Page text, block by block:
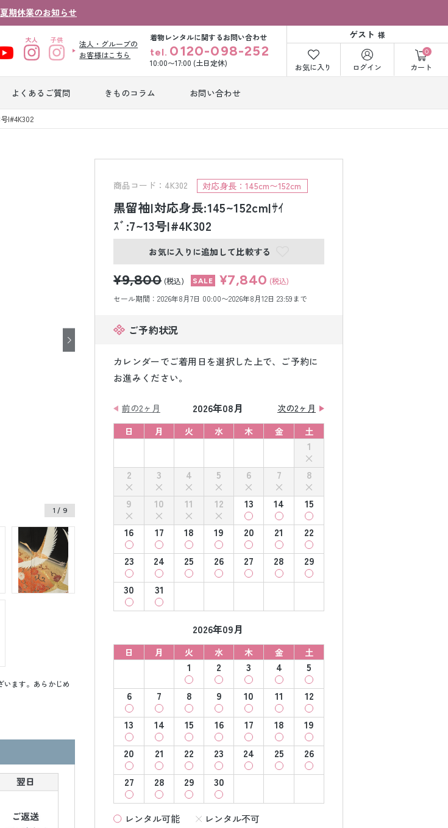
夏期休業のお知らせ
法人・グループの
お客様はこちら
着物レンタルに関するお問い合わせ
tel. 0120-098-252
10:00〜17:00 (土日定休)
ゲスト 様
お気に入り ログイン
0
カート
よくあるご質問 きものコラム お問い合わせ
卒業式袴レンタ
ル
産着レンタル
レンタル
タル
紋付袴レンタル
色打掛&紋付袴
レンタル
|#4K302
商品コード：4K302 対応身長：145cm〜152cm
黒留袖|対応身長:145~152cm|ｻｲ
ｽﾞ:7~13号|#4K302
お気に入りに追加して比較する
¥9,800 (税込) ¥7,840 (税込)
セール期間：2026年8月7日 00:00〜2026年8月12日 23:59まで
ご予約状況
カレンダーでご着用日を選択した上で、ご予約に
お進みください。
前の2ヶ月 2026年08月
次の2ヶ月
日
月 火 水 木 金 土
1
2
3 4 5 6 7
8
9
10 11 12 13 14
15
16
17 18 19 20 21
22
23
24 25 26 27 28
29
30
31
2026年09月
日 月 火 水 木 金 土
1 2 3 4
5
6
7 8 9 10 11
12
13
14 15 16 17 18
19
20
21 22 23 24 25
26
27
28 29 30
レンタル可能 レンタル不可
1 / 9
います。あらかじめ